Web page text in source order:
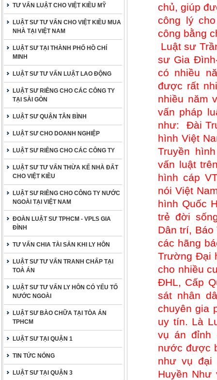
TƯ VẤN LUẬT CHO VIỆT KIỀU MỸ
LUẬT SƯ TƯ VẤN CHO VIỆT KIỀU MUA
NHÀ TẠI VIỆT NAM
LUẬT SƯ TẠI THÀNH PHỐ HỒ CHÍ
MINH
LUẬT SƯ TƯ VẤN LUẬT LAO ĐỘNG
LUẬT SƯ RIÊNG CHO CÁC CÔNG TY
TẠI SÀI GÒN
LUẬT SƯ QUẬN TÂN BÌNH
LUẬT SƯ CHO DOANH NGHIỆP
LUẬT SƯ RIÊNG CHO CÁC CÔNG TY
LUẬT SƯ TƯ VẤN THỪA KẾ NHÀ ĐẤT
CHO VIỆT KIỀU
LUẬT SƯ RIÊNG CHO CÔNG TY NƯỚC
NGOÀI TẠI VIỆT NAM
ĐOÀN LUẬT SƯ TPHCM - VPLS GIA
ĐÌNH
TƯ VẤN CHIA TÀI SẢN KHI LY HÔN
LUẬT SƯ TƯ VẤN TRANH CHẤP TẠI
TOÀ ÁN
LUẬT SƯ TƯ VẤN LY HÔN CÓ YẾU TỐ
NƯỚC NGOÀI
LUẬT SƯ BÀO CHỮA TẠI TÒA ÁN
TPHCM
LUẬT SƯ TẠI QUẬN 1
TIN TỨC NÓNG
LUẬT SƯ TẠI QUẬN 3
chủ, giúp
công lý
công bằng
Luật sư
sư Gia
có nhiều
được rất
nhiều năm
vấn pháp
như: Đài
hình Việt
Truyền
vấn luật
hình cáp
nói Việt
hình Quốc
trẻ đời
Dân trí,
các hãng
Trường Đại
cho nhiều
ĐHL, Cấp
sát nhân
chuyên gia
uy tín. Là
vụ án đỉnh
nước được
như vụ đại
Huyền Như